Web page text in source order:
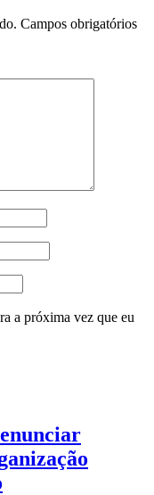
Campos obrigatórios
a próxima vez que eu